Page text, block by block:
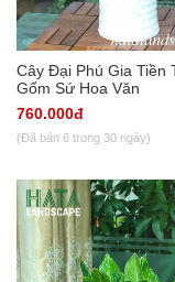
Cây Đại Phú Gia Tiền
Gốm Sứ Hoa Văn
760.000đ
(Đã bán 6 trong 30 ngày)